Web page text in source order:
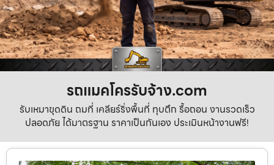
รถแมคโครรับจ้าง.com
รับเหมาขุดดิน ถมที่ เคลียร์ริ่งพื้นที่ ทุบตึก รื้อถอน งานรวดเร็ว
ปลอดภัย ได้มาตรฐาน ราคาเป็นกันเอง ประเมินหน้างานฟรี!